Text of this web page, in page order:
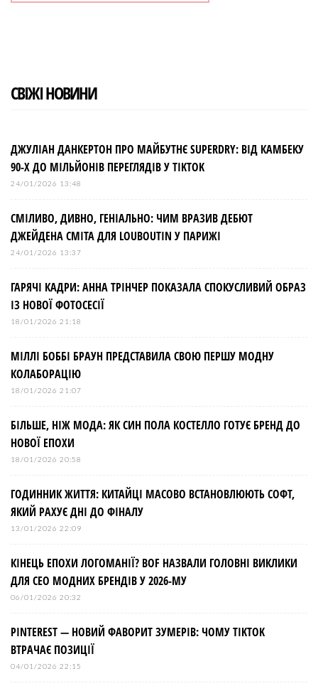
СВІЖІ НОВИНИ
ДЖУЛІАН ДАНКЕРТОН ПРО МАЙБУТНЄ SUPERDRY: ВІД КАМБЕКУ
90-Х ДО МІЛЬЙОНІВ ПЕРЕГЛЯДІВ У TIKTOK
24/01/2026 13:48
СМІЛИВО, ДИВНО, ГЕНІАЛЬНО: ЧИМ ВРАЗИВ ДЕБЮТ
ДЖЕЙДЕНА СМІТА ДЛЯ LOUBOUTIN У ПАРИЖІ
24/01/2026 13:37
ГАРЯЧІ КАДРИ: АННА ТРІНЧЕР ПОКАЗАЛА СПОКУСЛИВИЙ ОБРАЗ
ІЗ НОВОЇ ФОТОСЕСІЇ
18/01/2026 21:18
МІЛЛІ БОББІ БРАУН ПРЕДСТАВИЛА СВОЮ ПЕРШУ МОДНУ
КОЛАБОРАЦІЮ
18/01/2026 21:07
БІЛЬШЕ, НІЖ МОДА: ЯК СИН ПОЛА КОСТЕЛЛО ГОТУЄ БРЕНД ДО
НОВОЇ ЕПОХИ
18/01/2026 20:58
ГОДИННИК ЖИТТЯ: КИТАЙЦІ МАСОВО ВСТАНОВЛЮЮТЬ СОФТ,
ЯКИЙ РАХУЄ ДНІ ДО ФІНАЛУ
13/01/2026 22:09
КІНЕЦЬ ЕПОХИ ЛОГОМАНІЇ? BOF НАЗВАЛИ ГОЛОВНІ ВИКЛИКИ
ДЛЯ СЕО МОДНИХ БРЕНДІВ У 2026-МУ
06/01/2026 20:32
PINTEREST — НОВИЙ ФАВОРИТ ЗУМЕРІВ: ЧОМУ TIKTOK
ВТРАЧАЄ ПОЗИЦІЇ
04/01/2026 22:15